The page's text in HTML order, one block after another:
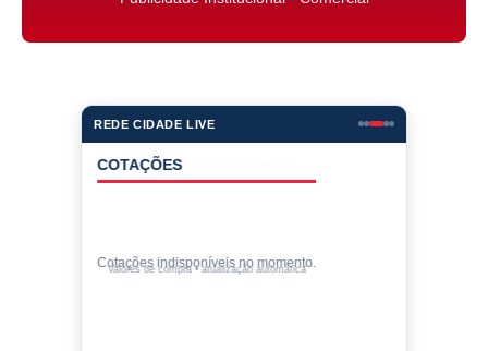
REDE CIDADE LIVE
COTAÇÕES
Cotações indisponíveis no momento.
Valores de compra • atualização automática